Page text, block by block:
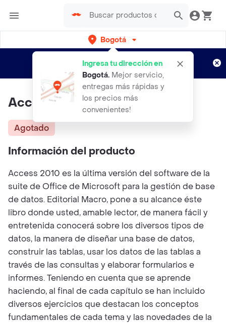
Bogotá
Ingresa tu dirección en
Bogotá. Mejor servicio,
entregas más rápidas y
los precios más
convenientes!
envíos gratis por semanas
Aplican TyC
Access 2010 (Incluye CD)
Agotado
Información del producto
Access 2010 es la última versión del software de la
suite de Office de Microsoft para la gestión de base
de datos. Editorial Macro, pone a su alcance éste
libro donde usted, amable lector, de manera fácil y
entretenida conocerá sobre los diversos tipos de
datos, la manera de diseñar una base de datos,
construir las tablas, usar los datos de las tablas a
través de las consultas y elaborar formularios e
informes. Teniendo en cuenta que se aprende
haciendo, al final de cada capítulo se han incluido
diversos ejercicios que destacan los conceptos
fundamentales de cada tema y las novedades de la